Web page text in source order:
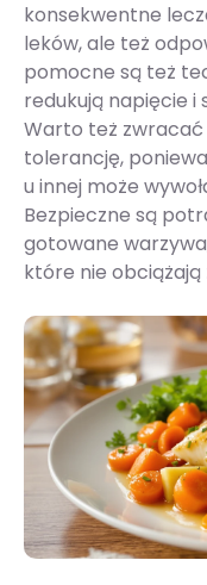
konsekwentne
leków, ale też
pomocne są też
redukują napięcie i
Warto też zwracać
tolerancję,
u innej może
Bezpieczne są
gotowane
które nie obciążają